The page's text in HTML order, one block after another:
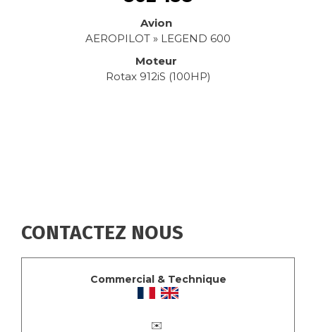
Avion
AEROPILOT » LEGEND 600
Moteur
Rotax 912iS (100HP)
CONTACTEZ NOUS
Commercial & Technique
✉️